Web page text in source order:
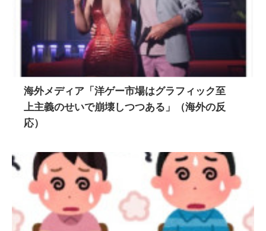
海外メディア「洋ゲー市場はグラフィック至
上主義のせいで崩壊しつつある」（海外の反
応）